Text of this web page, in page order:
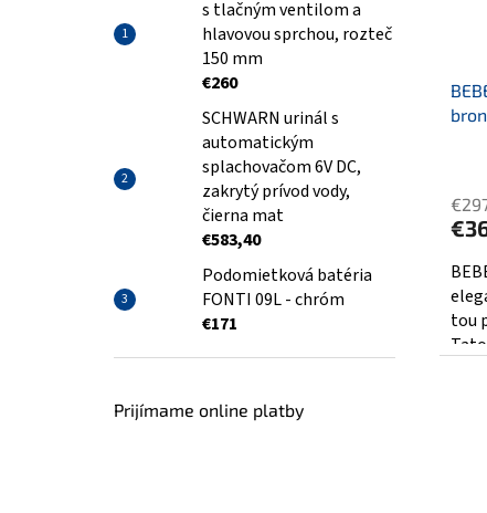
s tlačným ventilom a
hlavovou sprchou, rozteč
150 mm
€260
SCHWARN urinál s
automatickým
splachovačom 6V DC,
zakrytý prívod vody,
čierna mat
€583,40
Podomietková batéria
FONTI 09L - chróm
€171
Prijímame online platby
tou